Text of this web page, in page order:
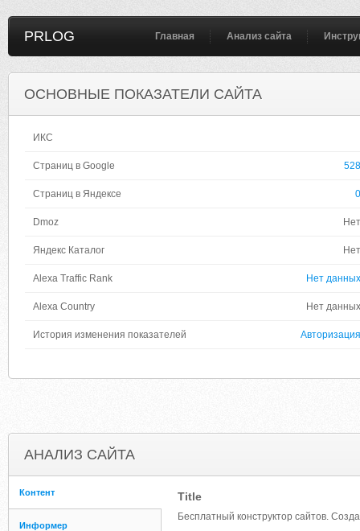
PRLOG Главная Анализ сайта
ОСНОВНЫЕ ПОКАЗАТЕЛИ САЙТА
ИКС
Страниц в Google 528
Страниц в Яндексе 0
Dmoz Нет
Яндекс Каталог Нет
Alexa Traffic Rank Нет данных
Alexa Country Нет данных
История изменения показателей Авторизация
АНАЛИЗ САЙТА
Контент
Информер
Title
Бесплатный конструктор сайтов.